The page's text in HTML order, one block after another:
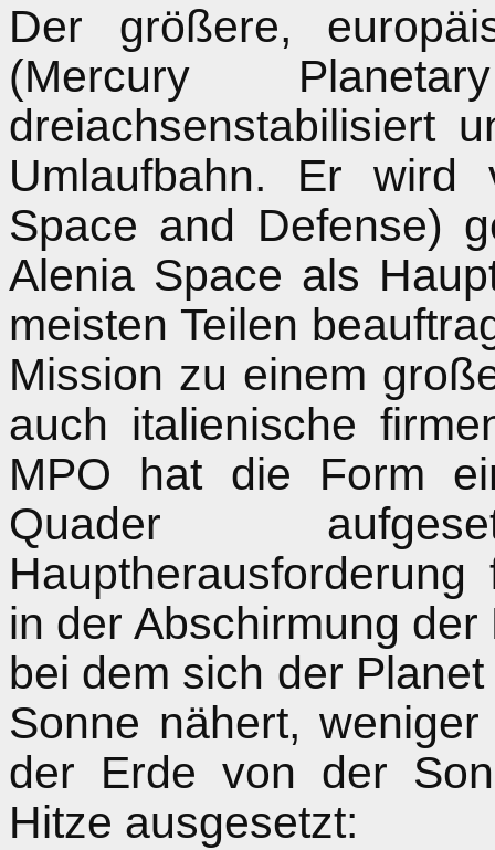
Der größere,
(Mercury
dreiachsenstabilisiert
Umlaufbahn. Er wird
Space and Defense)
Alenia Space als
meisten Teilen
Mission zu einem
auch italienische
MPO hat die Form
Quader
in der Abschirmung
bei dem sich der
Sonne nähert,
der Erde von der
Hitze ausgesetzt: